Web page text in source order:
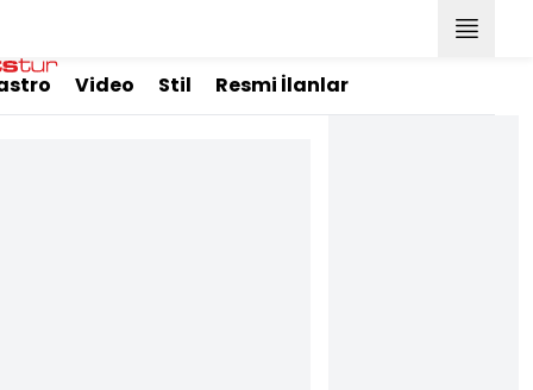
Video Stil Resmi İlanlar